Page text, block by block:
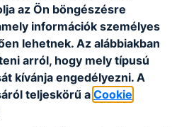
részére 2026/2027.
az Ön böngészésre
információk személyes
lehetnek. Az alábbiakban
arról, hogy mely típusú
kívánja engedélyezni. A
teljeskörű a Cookie